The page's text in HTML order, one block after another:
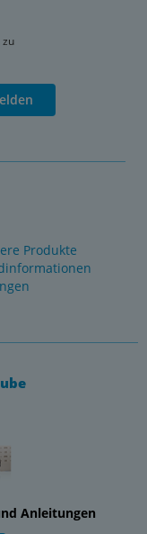
zu
Produkte
Anleitungen